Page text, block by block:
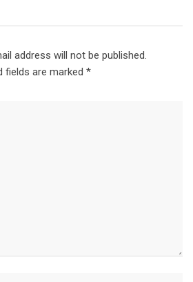
address will not be published.
fields are marked *